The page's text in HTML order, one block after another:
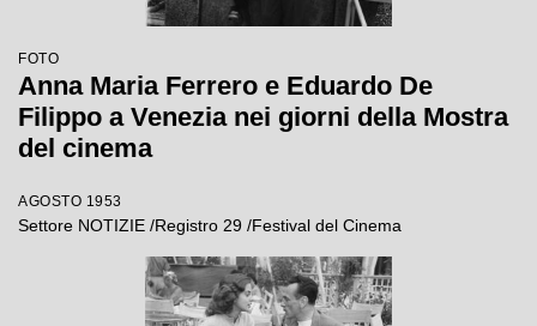
FOTO
Anna Maria Ferrero e Eduardo De
Filippo a Venezia nei giorni della Mostra
del cinema
AGOSTO 1953
Settore NOTIZIE /Registro 29 /Festival del Cinema